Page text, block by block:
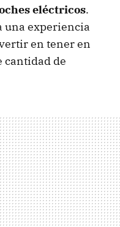
eléctricos.
una experiencia
en tener en
cantidad de